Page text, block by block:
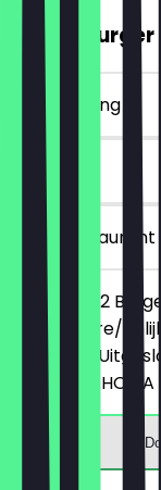
2voor1 Burger
~€ 16 korting
90 dagen
in het restaurant
Je bestelt 2
goedkopere/
gebracht.
EN